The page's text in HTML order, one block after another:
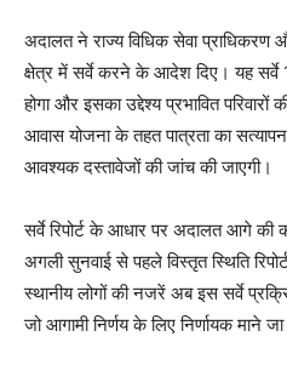
अदालत ने राज्य विधिक सेवा प्राधिकरण
क्षेत्र में सर्वे करने के आदेश दिए। यह सर्वे
होगा और इसका उद्देश्य प्रभावित
आवास योजना के तहत पात्रता का
आवश्यक दस्तावेजों की जांच की जाएगी।
सर्वे रिपोर्ट के आधार पर अदालत आगे की
अगली सुनवाई से पहले विस्तृत स्थिति
स्थानीय लोगों की नजरें अब इस सर्वे
जो आगामी निर्णय के लिए निर्णायक माने